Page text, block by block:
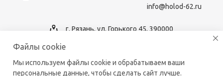
info@holod-62.ru
г. Рязань, ул. Горького 45, 390000
Файлы cookie
Мы используем файлы cookie и обрабатываем ваши
персональные данные, чтобы сделать сайт лучше.